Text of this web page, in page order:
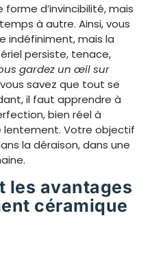
forme d’invincibilité, mais
à autre. Ainsi, vous
indéfiniment, mais la
persiste, tenace,
gardez un œil sur
savez que tout se
il faut apprendre à
bien réel à
lentement. Votre objectif
la déraison, dans une
les avantages
céramique